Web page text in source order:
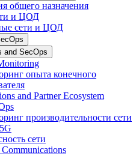
общего назначения
и ЦОД
сети и ЦОД
and SecOps
опыта конечного
and Partner Ecosystem
производительности сети
сети